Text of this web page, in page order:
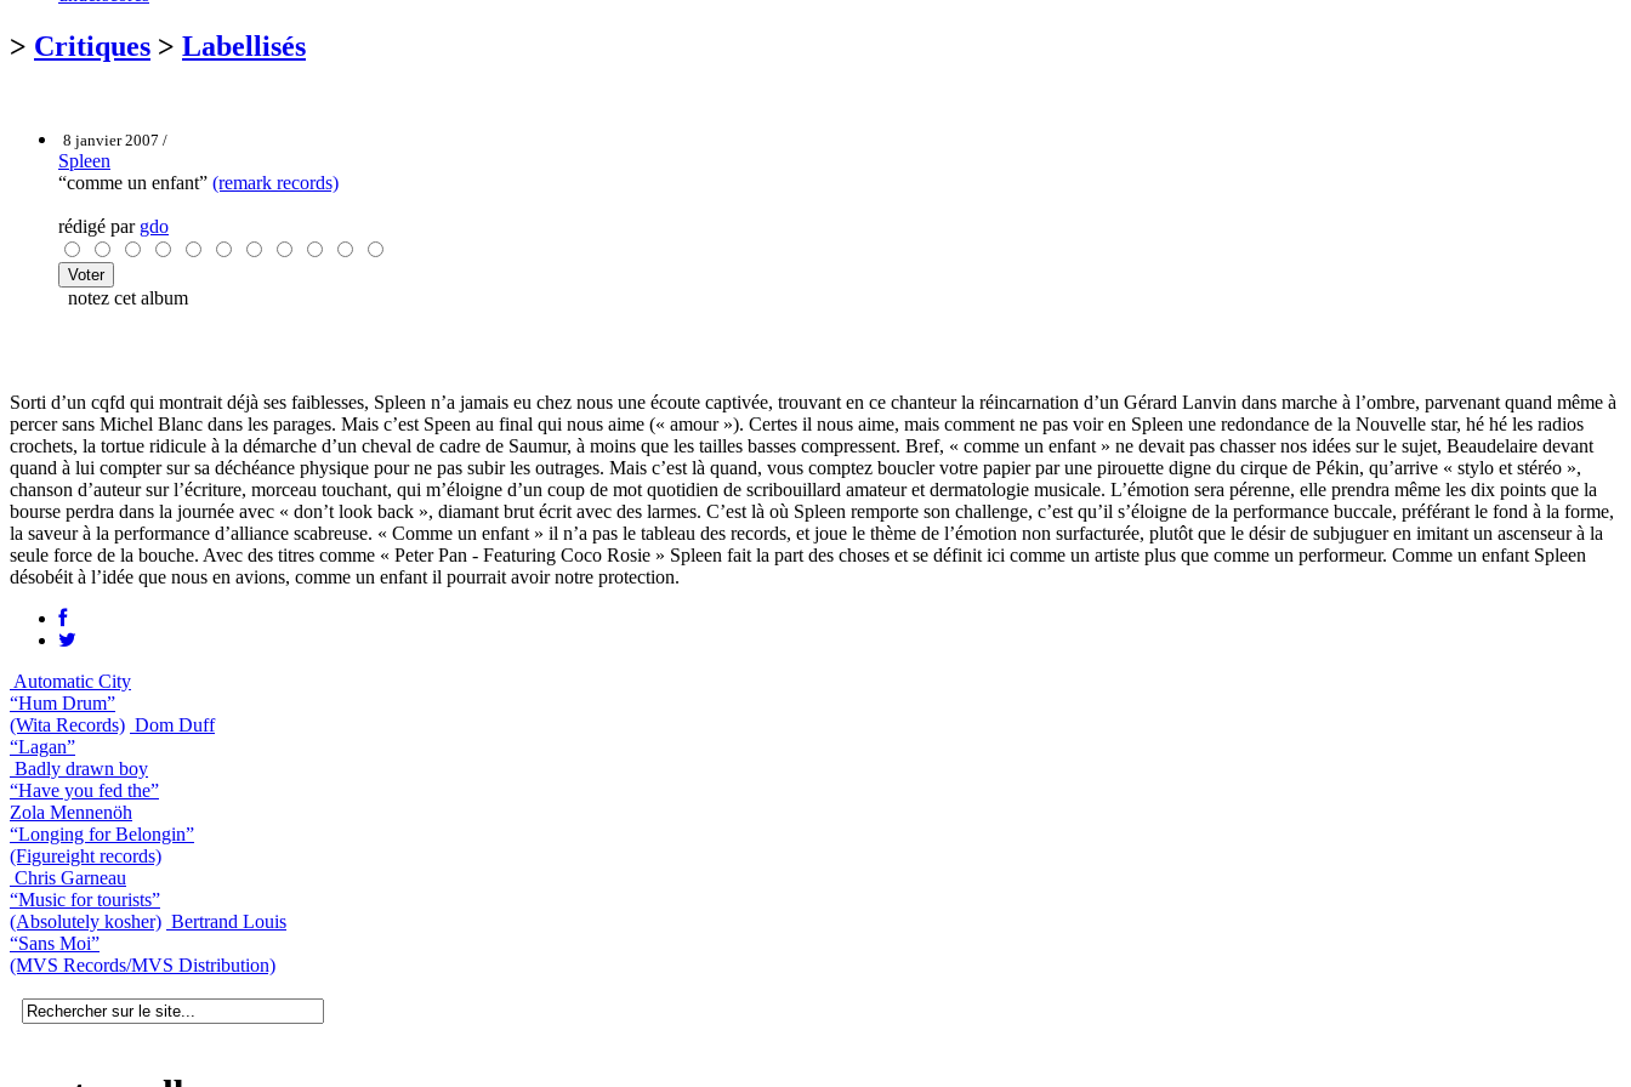
> Critiques > Labellisés
8 janvier 2007 /
Spleen
“comme un enfant” (remark records)
rédigé par gdo
notez cet album
Sorti d’un cqfd qui montrait déjà ses faiblesses, Spleen n’a jamais eu chez nous une écoute captivée, trouvant en ce chanteur la réincarnation d’un Gérard Lanvin dans marche à l’ombre, parvenant quand même à
percer sans Michel Blanc dans les parages. Mais c’est Speen au final qui nous aime (« amour »). Certes il nous aime, mais comment ne pas voir en Spleen une redondance de la Nouvelle star, hé hé les radios
crochets, la tortue ridicule à la démarche d’un cheval de cadre de Saumur, à moins que les tailles basses compressent. Bref, « comme un enfant » ne devait pas chasser nos idées sur le sujet, Beaudelaire devant
quand à lui compter sur sa déchéance physique pour ne pas subir les outrages. Mais c’est là quand, vous comptez boucler votre papier par une pirouette digne du cirque de Pékin, qu’arrive « stylo et stéréo »,
chanson d’auteur sur l’écriture, morceau touchant, qui m’éloigne d’un coup de mot quotidien de scribouillard amateur et dermatologie musicale. L’émotion sera pérenne, elle prendra même les dix points que la
bourse perdra dans la journée avec « don’t look back », diamant brut écrit avec des larmes. C’est là où Spleen remporte son challenge, c’est qu’il s’éloigne de la performance buccale, préférant le fond à la forme,
la saveur à la performance d’alliance scabreuse. « Comme un enfant » il n’a pas le tableau des records, et joue le thème de l’émotion non surfacturée, plutôt que le désir de subjuguer en imitant un ascenseur à la
seule force de la bouche. Avec des titres comme « Peter Pan - Featuring Coco Rosie » Spleen fait la part des choses et se définit ici comme un artiste plus que comme un performeur. Comme un enfant Spleen
désobéit à l’idée que nous en avions, comme un enfant il pourrait avoir notre protection.
Automatic City
“Hum Drum”
(Wita Records) Dom Duff
“Lagan”
Badly drawn boy
“Have you fed the”
Zola Mennenöh
“Longing for Belongin”
(Figureight records)
Chris Garneau
“Music for tourists”
(Absolutely kosher) Bertrand Louis
“Sans Moi”
(MVS Records/MVS Distribution)